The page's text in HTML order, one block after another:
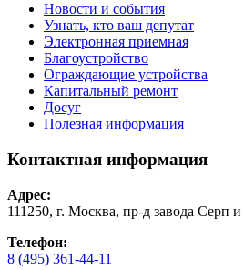
Новости и события
Узнать, кто ваш депутат
Электронная приемная
Благоустройство
Ограждающие устройства
Капитальный ремонт
Досуг
Полезная информация
Контактная информация
Адрес:
111250, г. Москва, пр-д завода Серп
Телефон:
8 (495) 361-44-11